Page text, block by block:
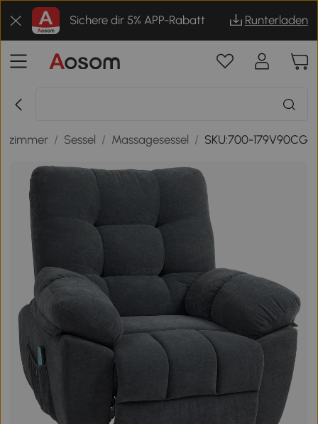
Sichere dir 5% APP-Rabatt Runterladen
/ Sessel / Massagesessel / SKU:700-179V90CG